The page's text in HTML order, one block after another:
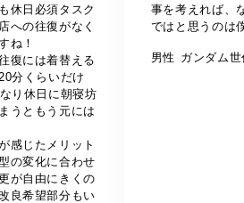
休日必須タスク
への往復がなく
ね！
復には着替える
分くらいだけ
り休日に朝寝坊
うともう元には
感じたメリット
の変化に合わせ
が自由にきくの
良希望部分もい
事を考えれば、
ではと思うのは
男性 ガンダム